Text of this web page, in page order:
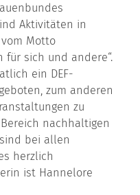
Aktivitäten in
Motto
für sich und andere“.
ein DEF-
zum anderen
zu
nachhaltigen
bei allen
herzlich
ist Hannelore